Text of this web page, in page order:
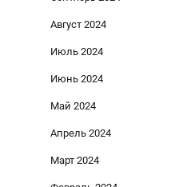
Август 2024
Июль 2024
Июнь 2024
Май 2024
Апрель 2024
Март 2024